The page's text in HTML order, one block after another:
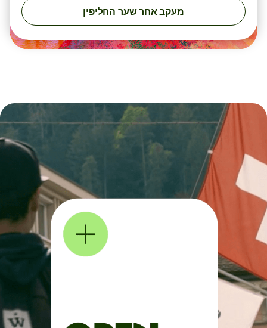
מעקב אחר שער החליפין